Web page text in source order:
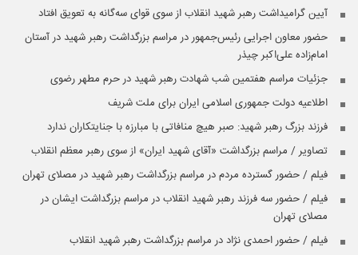
آیین گرامیداشت رهبر شهید انقلاب از سوی قوای سه‌گانه به تعویق افتاد
حضور معاون اجرایی رئیس‌جمهور در مراسم بزرگداشت رهبر شهید در آستان
امام‌زاده علی‌اکبر چیذر
جزئیات مراسم هفتمین شب شهادت رهبر شهید در حرم مطهر رضوی
اطلاعیه دولت جمهوری اسلامی ایران برای ملت شریف
فرزند بزرگ رهبر شهید: صبر هیچ منافاتی با مبارزه با جنایتکاران ندارد
تصاویر / مراسم بزرگداشت «آقای شهید ایران» از سوی رهبر معظم انقلاب
فیلم / حضور گسترده مردم در مراسم بزرگداشت رهبر شهید در مصلای تهران
فیلم / حضور سه فرزند رهبر شهید انقلاب در مراسم بزرگداشت ایشان در
مصلای تهران
فیلم / حضور احمدی نژاد در مراسم بزرگداشت رهبر شهید انقلاب